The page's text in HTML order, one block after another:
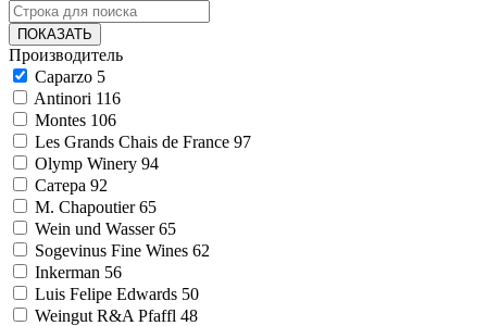
ПОКАЗАТЬ
Производитель
Caparzo 5
Antinori 116
Montes 106
Les Grands Chais de France 97
Olymp Winery 94
Сатера 92
M. Chapoutier 65
Wein und Wasser 65
Sogevinus Fine Wines 62
Inkerman 56
Luis Felipe Edwards 50
Weingut R&A Pfaffl 48